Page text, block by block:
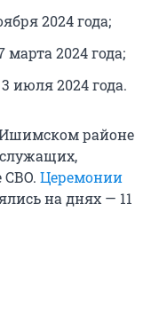
2024 года;
2024 года;
июля 2024 года.
районе
СВО. Церемонии
на днях — 11